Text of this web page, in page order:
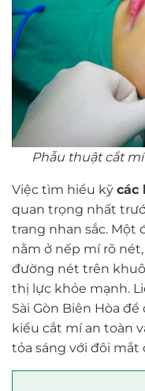
Phẫu thuật cắt
Việc tìm hiểu kỹ các
quan trọng nhất
trang nhan sắc. Một
nằm ở nếp mí rõ
đường nét trên
thị lực khỏe mạnh.
Sài Gòn Biên Hòa
kiểu cắt mí an toàn
tỏa sáng với đôi mắt